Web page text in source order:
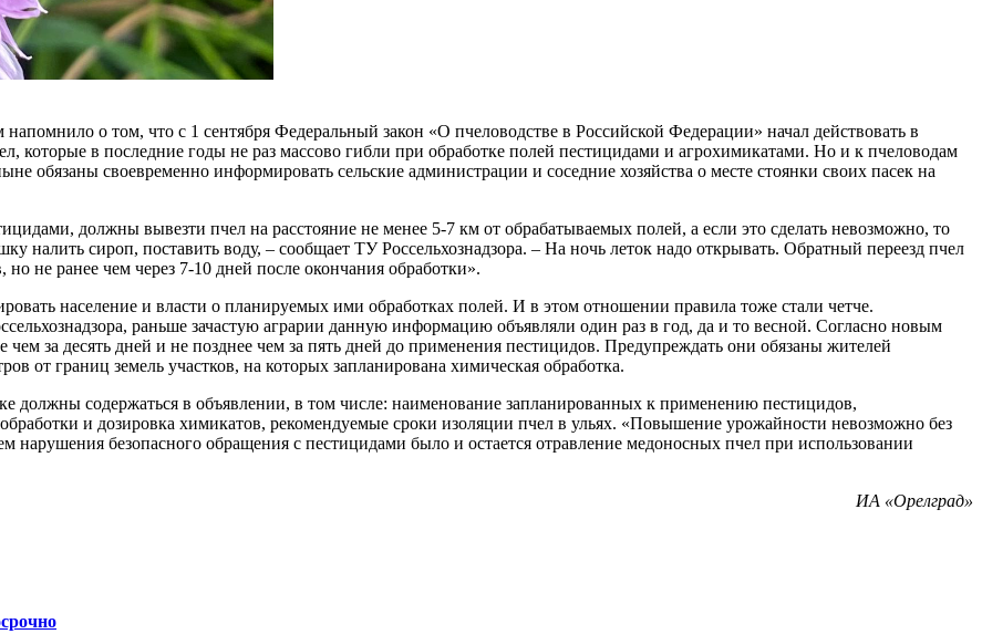
о том, что с 1 сентября Федеральный закон «О пчеловодстве в Российской Федерации» начал действовать в
которые в последние годы не раз массово гибли при обработке полей пестицидами и агрохимикатами. Но и к пчеловодам
обязаны своевременно информировать сельские администрации и соседние хозяйства о месте стоянки своих пасек на
должны вывезти пчел на расстояние не менее 5-7 км от обрабатываемых полей, а если это сделать невозможно, то
налить сироп, поставить воду, – сообщает ТУ Россельхознадзора. – На ночь леток надо открывать. Обратный переезд пчел
не ранее чем через 7-10 дней после окончания обработки».
население и власти о планируемых ими обработках полей. И в этом отношении правила тоже стали четче.
раньше зачастую аграрии данную информацию объявляли один раз в год, да и то весной. Согласно новым
за десять дней и не позднее чем за пять дней до применения пестицидов. Предупреждать они обязаны жителей
от границ земель участков, на которых запланирована химическая обработка.
должны содержаться в объявлении, в том числе: наименование запланированных к применению пестицидов,
и дозировка химикатов, рекомендуемые сроки изоляции пчел в ульях. «Повышение урожайности невозможно без
безопасного обращения с пестицидами было и остается отравление медоносных пчел при использовании
ИА «Орелград»